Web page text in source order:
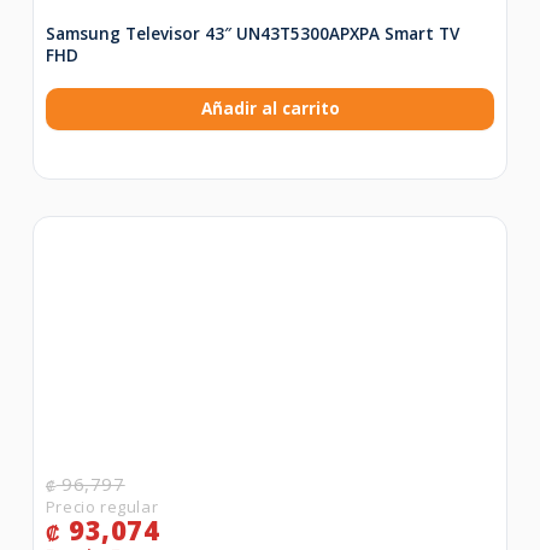
Samsung Televisor 43″ UN43T5300APXPA Smart TV
FHD
Añadir al carrito
₡96,797
₡ 93,074